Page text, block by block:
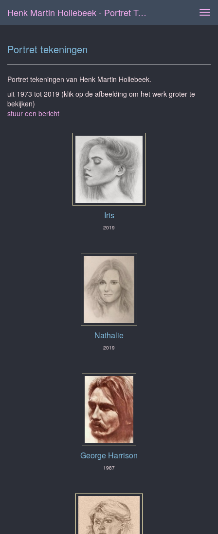
Henk Martin Hollebeek - Portret Tekeningen
Portret tekeningen
Portret tekeningen van Henk Martin Hollebeek.
uit 1973 tot 2019 (klik op de afbeelding om het werk groter te
bekijken)
stuur een bericht
Iris
2019
Nathalie
2019
George Harrison
1987